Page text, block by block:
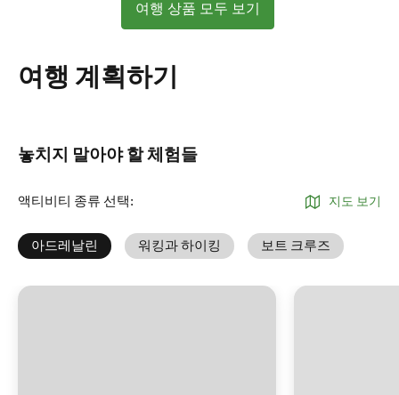
여행 상품 모두 보기
여행 계획하기
놓치지 말아야 할 체험들
액티비티 종류 선택: 지도 보기
아드레날린 워킹과 하이킹 보트 크루즈